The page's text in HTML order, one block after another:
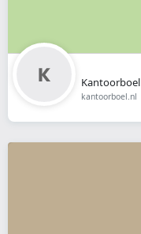
Kantoorboel
kantoorboel.nl